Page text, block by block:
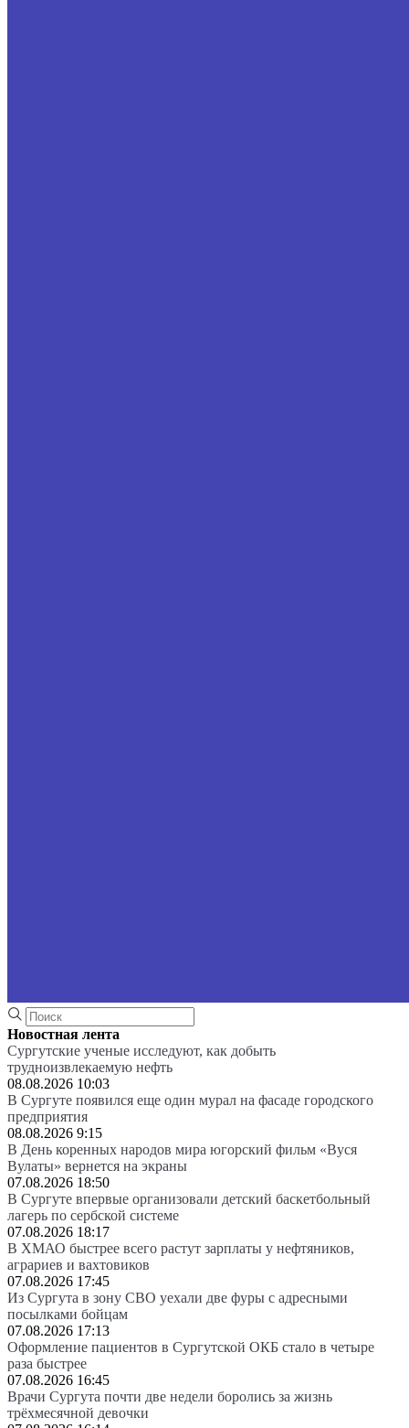
Новостная лента
Сургутские ученые исследуют, как добыть
трудноизвлекаемую нефть
08.08.2026 10:03
В Сургуте появился еще один мурал на фасаде городского
предприятия
08.08.2026 9:15
В День коренных народов мира югорский фильм «Вуся
Вулаты» вернется на экраны
07.08.2026 18:50
В Сургуте впервые организовали детский баскетбольный
лагерь по сербской системе
07.08.2026 18:17
В ХМАО быстрее всего растут зарплаты у нефтяников,
аграриев и вахтовиков
07.08.2026 17:45
Из Сургута в зону СВО уехали две фуры с адресными
посылками бойцам
07.08.2026 17:13
Оформление пациентов в Сургутской ОКБ стало в четыре
раза быстрее
07.08.2026 16:45
Врачи Сургута почти две недели боролись за жизнь
трёхмесячной девочки